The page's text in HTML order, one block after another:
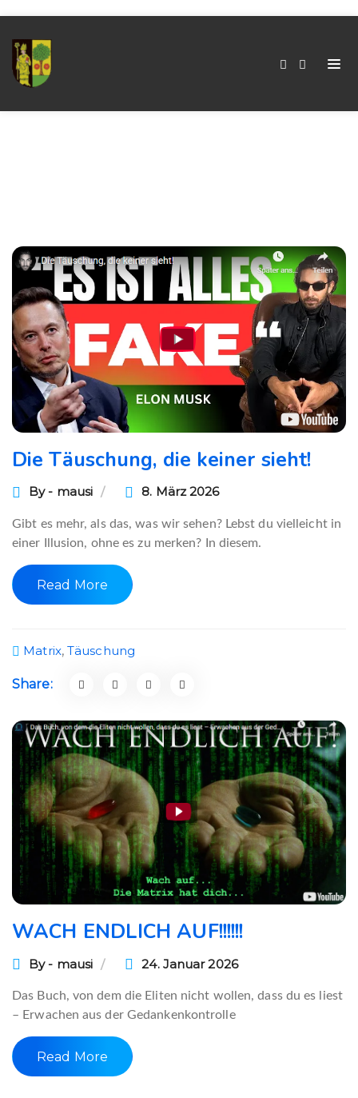
Kategorie:
Home Kategorie:Matrix
Die Täuschung, die keiner sieht!
By - mausi 8. März 2026
Gibt es mehr, als das, was wir sehen? Lebst du vielleicht in
einer Illusion, ohne es zu merken? In diesem.
Read More
Matrix,Täuschung
Share:
WACH ENDLICH AUF!!!!!!
By - mausi 24. Januar 2026
Das Buch, von dem die Eliten nicht wollen, dass du es liest
– Erwachen aus der Gedankenkontrolle
Read More